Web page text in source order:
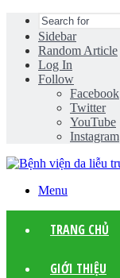
Sidebar
Random Article
Log In
Follow
Facebook
Twitter
YouTube
Instagram
Menu
TRANG CHỦ
GIỚI THIỆU